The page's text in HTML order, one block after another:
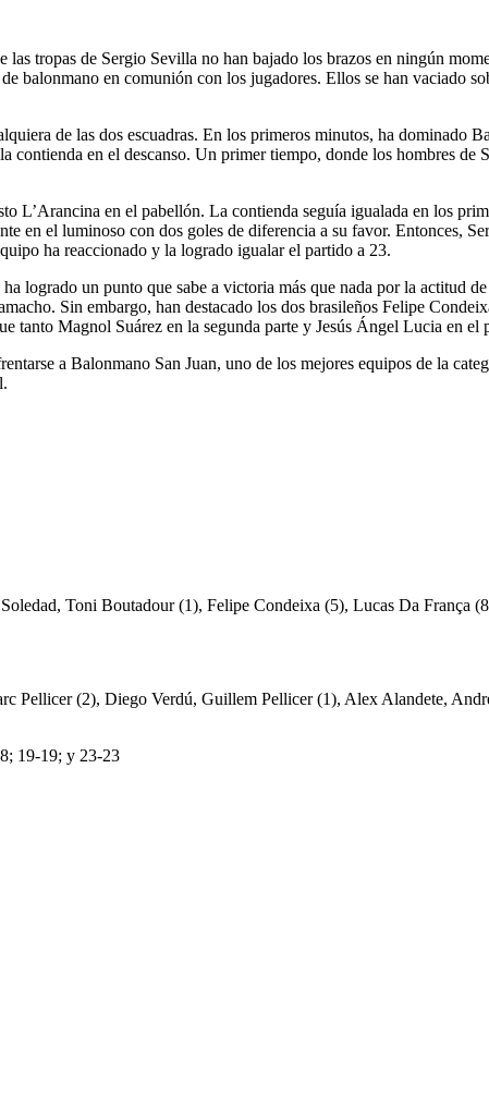
tropas de Sergio Sevilla no han bajado los brazos en ningún
balonmano en comunión con los jugadores. Ellos se han vaciado
de las dos escuadras. En los primeros minutos, ha dominado
en el descanso. Un primer tiempo, donde los hombres de
L’Arancina en el pabellón. La contienda seguía igualada en los
en el luminoso con dos goles de diferencia a su favor. Entonces,
ha reaccionado y la logrado igualar el partido a 23.
logrado un punto que sabe a victoria más que nada por la actitud
Sin embargo, han destacado los dos brasileños Felipe
tanto Magnol Suárez en la segunda parte y Jesús Ángel Lucia en
a Balonmano San Juan, uno de los mejores equipos de la
Toni Boutadour (1), Felipe Condeixa (5), Lucas Da França
Pellicer (2), Diego Verdú, Guillem Pellicer (1), Alex Alandete,
19-19; y 23-23